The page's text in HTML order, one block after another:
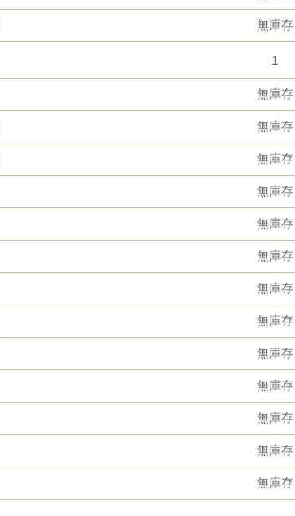
無庫存
1
無庫存
無庫存
無庫存
無庫存
無庫存
無庫存
無庫存
無庫存
無庫存
無庫存
無庫存
無庫存
無庫存